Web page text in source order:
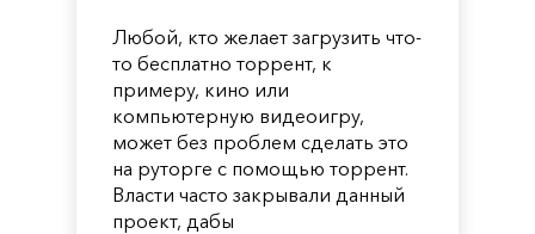
Любой, кто желает загрузить что-
то бесплатно торрент, к
примеру, кино или
компьютерную видеоигру,
может без проблем сделать это
на руторге с помощью торрент.
Власти часто закрывали данный
проект, дабы